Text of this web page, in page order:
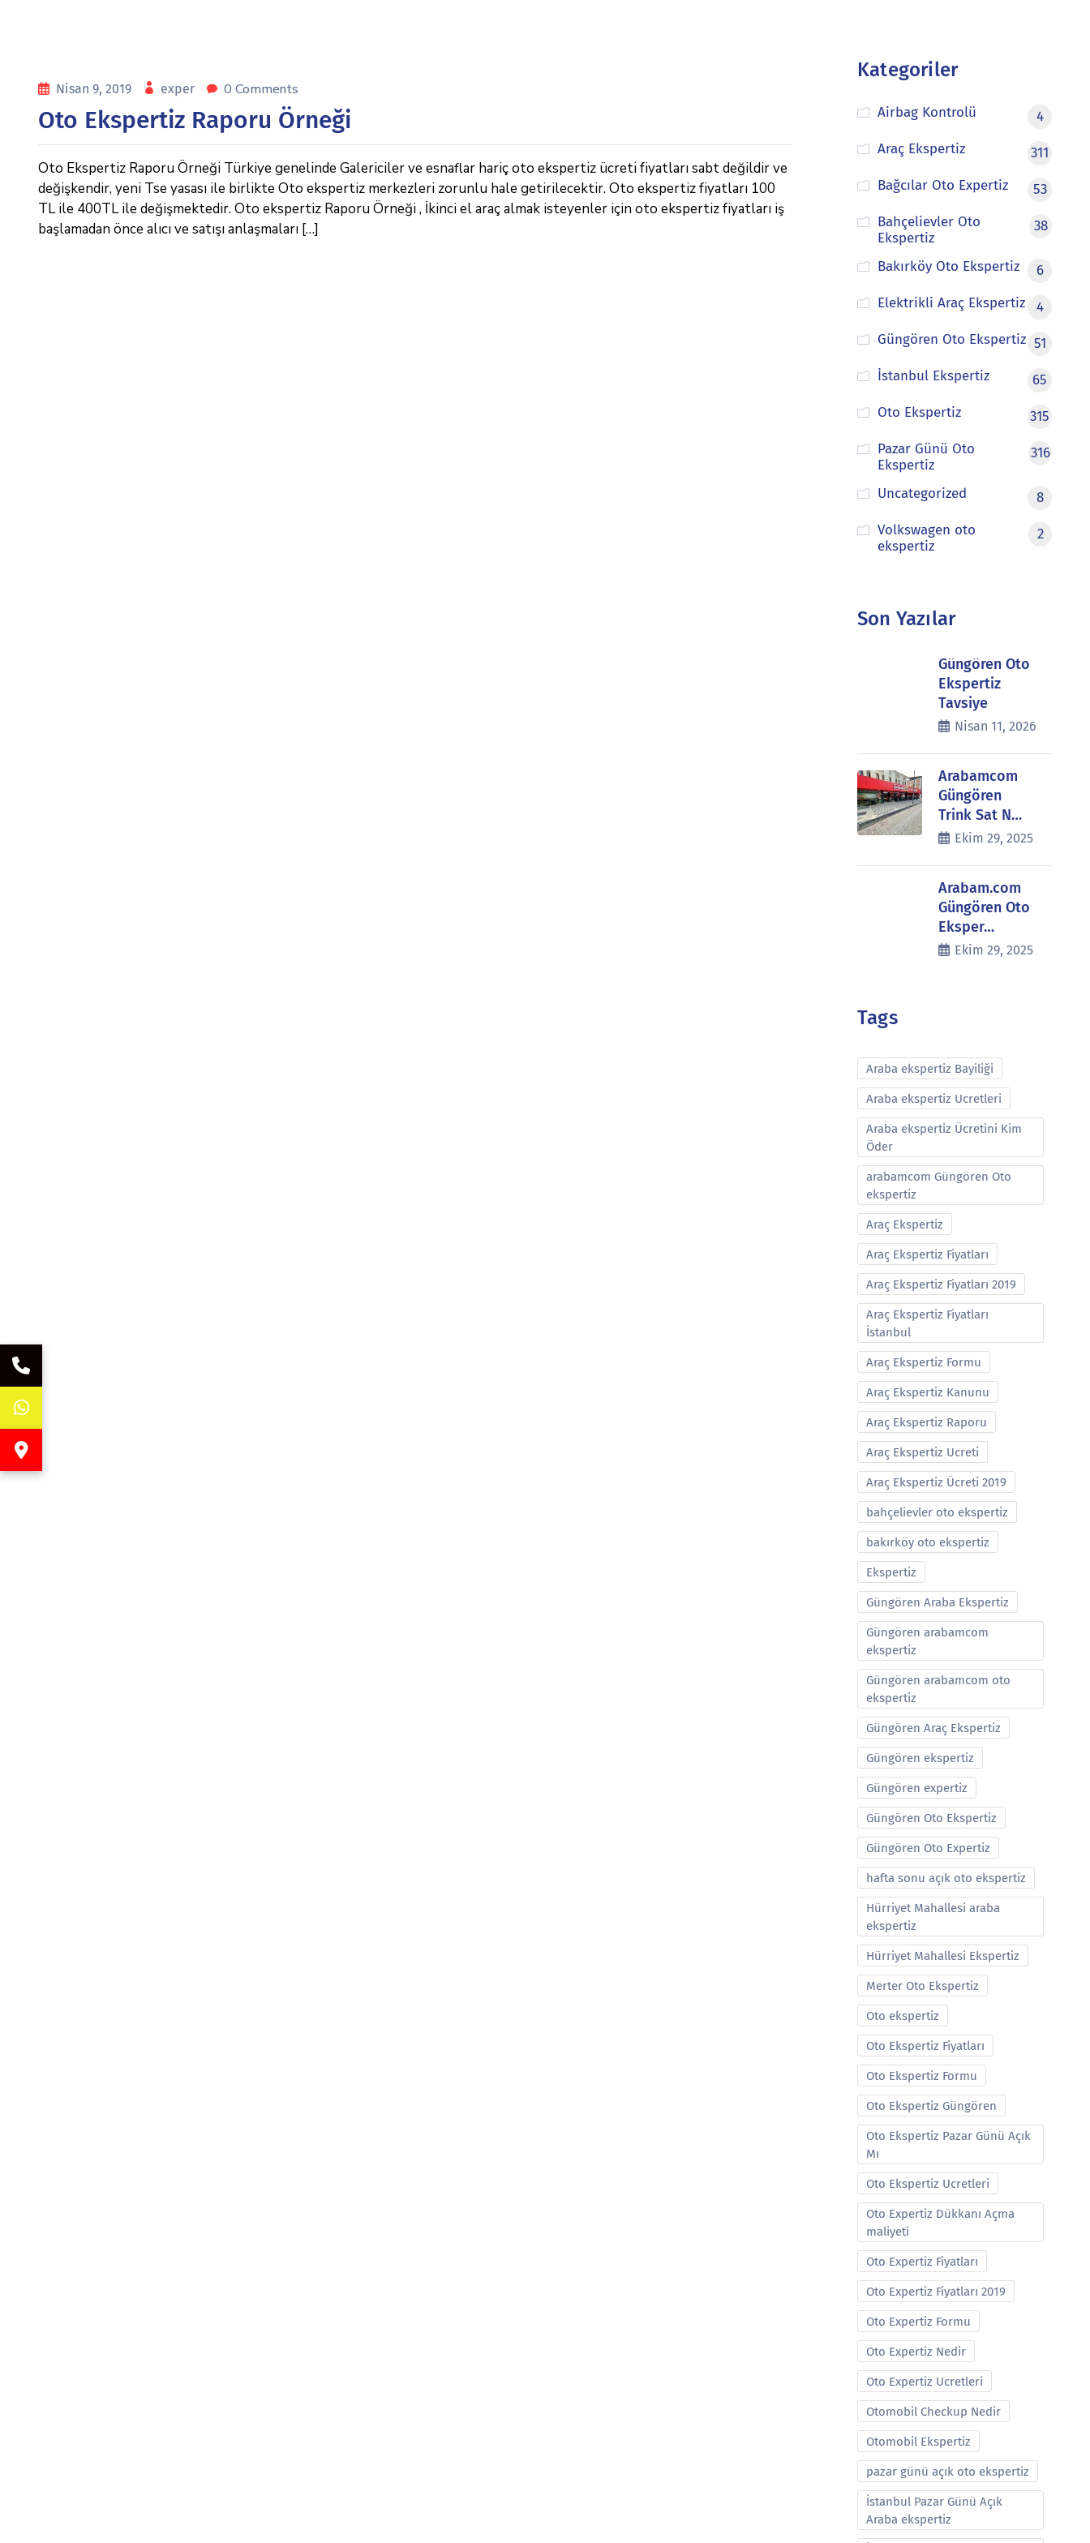
Nisan 9, 2019 exper 0 Comments
Oto Ekspertiz Raporu Örneği
Oto Ekspertiz Raporu Örneği Türkiye genelinde Galericiler ve esnaflar hariç oto ekspertiz ücreti fiyatları sabt değildir ve
değişkendir, yeni Tse yasası ile birlikte Oto ekspertiz merkezleri zorunlu hale getirilecektir. Oto ekspertiz fiyatları 100
TL ile 400TL ile değişmektedir. Oto ekspertiz Raporu Örneği , İkinci el araç almak isteyenler için oto ekspertiz fiyatları iş
başlamadan önce alıcı ve satışı anlaşmaları […]
Kategoriler
Airbag Kontrolü
4
Araç Ekspertiz
311
Bağcılar Oto Expertiz
53
Bahçelievler Oto
Ekspertiz
38
Bakırköy Oto Ekspertiz
6
Elektrikli Araç Ekspertiz
4
Güngören Oto Ekspertiz 51
İstanbul Ekspertiz
65
Oto Ekspertiz
315
Pazar Günü Oto
Ekspertiz
316
Uncategorized
8
Volkswagen oto
ekspertiz
2
Son Yazılar
Güngören Oto
Ekspertiz
Tavsiye
Nisan 11, 2026
Arabamcom
Güngören
Trink Sat N…
Ekim 29, 2025
Arabam.com
Güngören Oto
Eksper…
Ekim 29, 2025
Tags
Araba ekspertiz Bayiliği
Araba ekspertiz Ucretleri
Araba ekspertiz Ücretini Kim
Öder
arabamcom Güngören Oto
ekspertiz
Araç Ekspertiz
Araç Ekspertiz Fiyatları
Araç Ekspertiz Fiyatları 2019
Araç Ekspertiz Fiyatları
İstanbul
Araç Ekspertiz Formu
Araç Ekspertiz Kanunu
Araç Ekspertiz Raporu
Araç Ekspertiz Ucreti
Araç Ekspertiz Ücreti 2019
bahçelievler oto ekspertiz
bakırköy oto ekspertiz
Ekspertiz
Güngören Araba Ekspertiz
Güngören arabamcom
ekspertiz
Güngören arabamcom oto
ekspertiz
Güngören Araç Ekspertiz
Güngören ekspertiz
Güngören expertiz
Güngören Oto Ekspertiz
Güngören Oto Expertiz
hafta sonu açık oto ekspertiz
Hürriyet Mahallesi araba
ekspertiz
Hürriyet Mahallesi Ekspertiz
Merter Oto Ekspertiz
Oto ekspertiz
Oto Ekspertiz Fiyatları
Oto Ekspertiz Formu
Oto Ekspertiz Güngören
Oto Ekspertiz Pazar Günü Açık
Mı
Oto Ekspertiz Ucretleri
Oto Expertiz Dükkanı Açma
maliyeti
Oto Expertiz Fiyatları
Oto Expertiz Fiyatları 2019
Oto Expertiz Formu
Oto Expertiz Nedir
Oto Expertiz Ucretleri
Otomobil Checkup Nedir
Otomobil Ekspertiz
pazar günü açık oto ekspertiz
İstanbul Pazar Günü Açık
Araba ekspertiz